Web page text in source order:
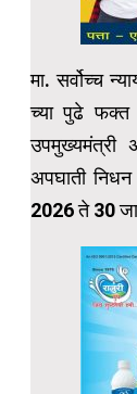
मा. सर्वोच्च
च्या पुढे फक्त
उपमुख्यमंत्री
अपघाती निधन
2026 ते 30